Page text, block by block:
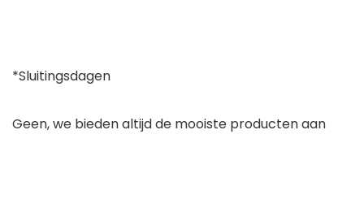
*Sluitingsdagen
Geen, we bieden altijd de mooiste producten aan